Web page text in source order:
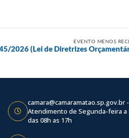
EVENTO MENOS
2026 (Lei de Diretrizes
camara@camaramatao.sp.gov.br -
Atendimento de Segunda-feira a
das 08h as 17h